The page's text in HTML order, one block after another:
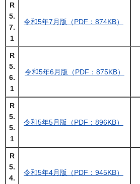
R
5.
7.
1
令和5年7月版（PDF：874KB）
R
5.
6.
1
令和5年6月版（PDF：875KB）
R
5.
5.
1
令和5年5月版（PDF：896KB）
R
5.
4.
令和5年4月版（PDF：945KB）